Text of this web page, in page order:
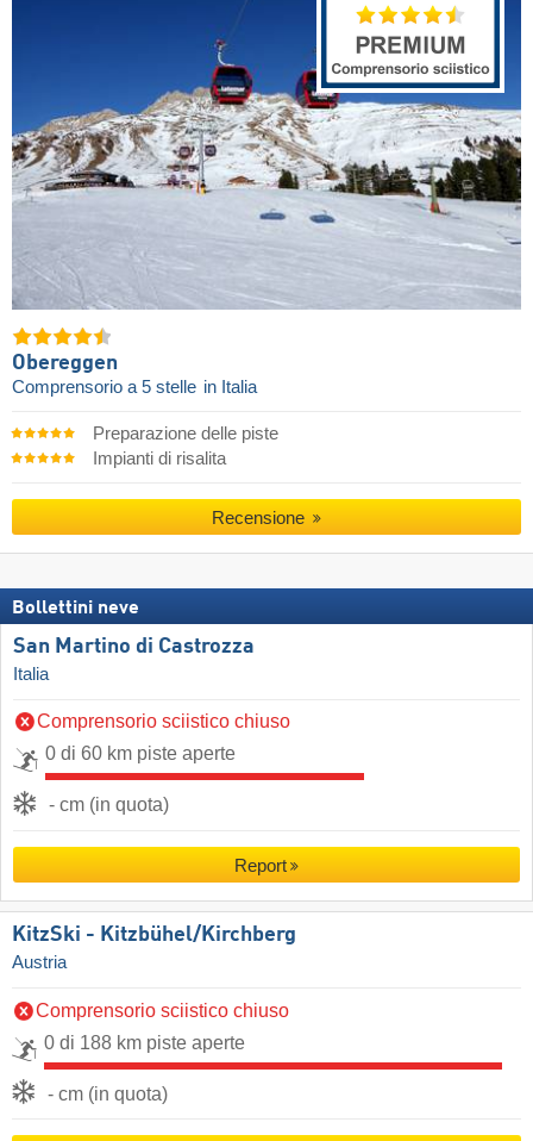
Obereggen
Comprensorio a 5 stelle in Italia
Preparazione delle piste
Impianti di risalita
Recensione
Bollettini neve
San Martino di Castrozza
Italia
Comprensorio sciistico chiuso
0 di 60 km piste aperte
- cm (in quota)
Report
KitzSki - Kitzbühel/​Kirchberg
Austria
Comprensorio sciistico chiuso
0 di 188 km piste aperte
- cm (in quota)